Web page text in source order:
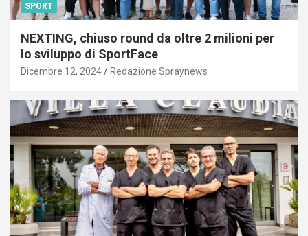
SPORT
NEXTING, chiuso round da oltre 2 milioni per
lo sviluppo di SportFace
Dicembre 12, 2024 Redazione Spraynews